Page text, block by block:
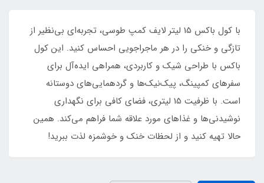
با کول باکس 15 لیتر لایف کمپ طوسی، تجربه‌ای بی‌نظیر از
تازگی و خنکی را در هر ماجراجویی احساس کنید. این کول
باکس با طراحی شیک و کاربردی، همراهی ایده‌آل برای
سفرهای کمپینگ، پیک‌نیک‌ها و گردهمایی‌های دوستانه
است. با ظرفیت 15 لیتری، فضای کافی برای نگهداری
نوشیدنی‌ها و غذاهای مورد علاقه شما فراهم می‌کند. همین
حالا تهیه کنید و از لحظات خنک و خوشمزه لذت ببرید!